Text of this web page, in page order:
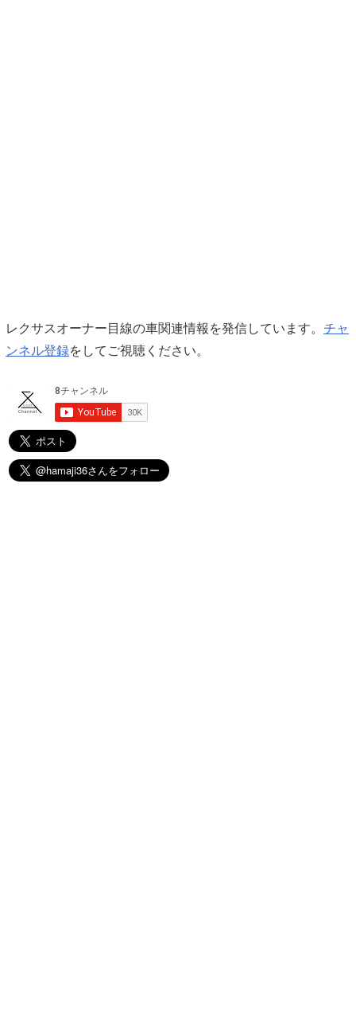
レクサスオーナー目線の車関連情報を発信しています。 チャ
ンネル登録をしてご視聴ください。